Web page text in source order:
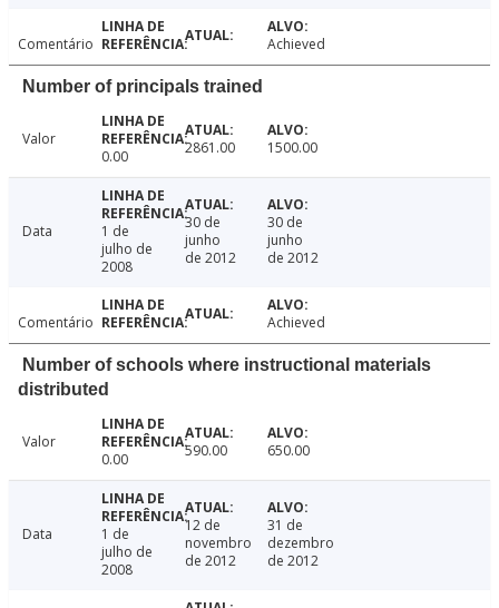
Comentário Achieved
Number of principals trained
Valor
0.00
2861.00 1500.00
Data
1 de
julho de
2008
30 de
junho
de 2012
30 de
junho
de 2012
Comentário Achieved
Number of schools where instructional materials
distributed
Valor
0.00
590.00 650.00
Data
1 de
julho de
2008
12 de
novembro
de 2012
31 de
dezembro
de 2012